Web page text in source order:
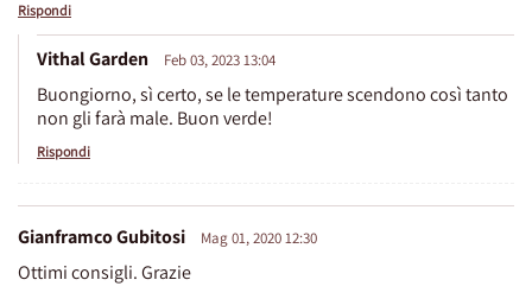
Rispondi
Vithal Garden Feb 03, 2023 13:04
Buongiorno, sì certo, se le temperature scendono così tanto
non gli farà male. Buon verde!
Rispondi
Gianframco Gubitosi Mag 01, 2020 12:30
Ottimi consigli. Grazie